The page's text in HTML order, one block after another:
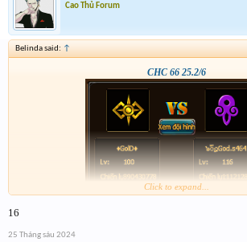
Cao Thủ Forum
Belinda said: ↑
CHC 66 25.2/6
Click to expand...
16
25 Tháng sáu 2024